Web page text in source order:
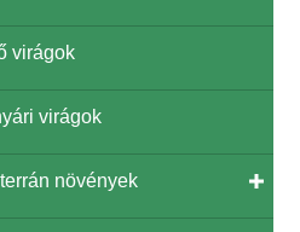
virágok
virágok
növények